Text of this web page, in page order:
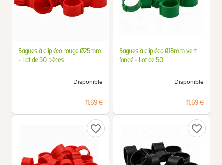
Bagues à clip éco rouge Ø25mm
- Lot de 50 pièces
Disponible
Prix
11,69 €
Bagues à clip éco Ø18mm vert
foncé - Lot de 50
Disponible
Prix
11,69 €
favorite_border favorite_border